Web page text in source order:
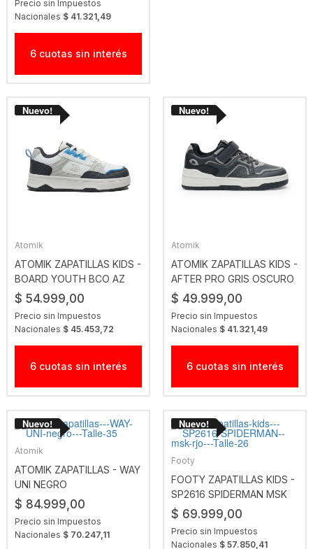
Precio sin Impuestos
Nacionales $ 41.321,49
6 cuotas sin interés
Atomik
ATOMIK ZAPATILLAS KIDS -
BOARD YOUTH BCO AZ
$ 54.999,00
Precio sin Impuestos
Nacionales $ 45.453,72
6 cuotas sin interés
Atomik
ATOMIK ZAPATILLAS KIDS -
AFTER PRO GRIS OSCURO
$ 49.999,00
Precio sin Impuestos
Nacionales $ 41.321,49
6 cuotas sin interés
Atomik
ATOMIK ZAPATILLAS - WAY
UNI NEGRO
$ 84.999,00
Precio sin Impuestos
Nacionales $ 70.247,11
Footy
FOOTY ZAPATILLAS KIDS -
SP2616 SPIDERMAN MSK
RJO
$ 69.999,00
Precio sin Impuestos
Nacionales $ 57.850,41